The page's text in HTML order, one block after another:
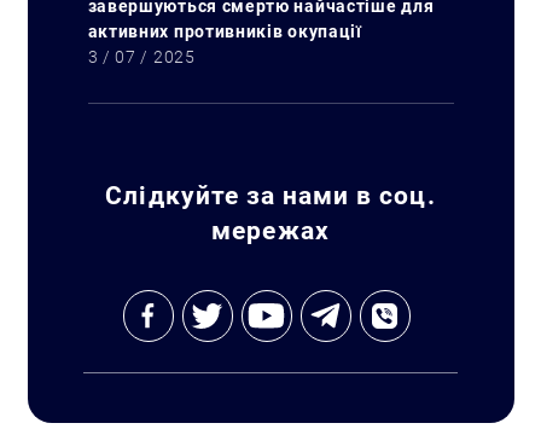
завершуються смертю найчастіше для
активних противників окупації
3 / 07 / 2025
Слідкуйте за нами в соц.
мережах